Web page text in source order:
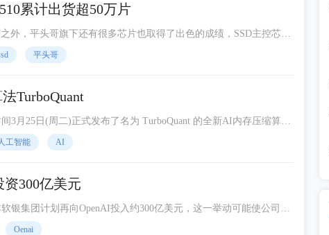
累计出货超50万片
外，平头哥旗下还有很多芯片也取得了出色的成绩，SSD主控芯片
平头哥
TurboQuant
3月25日(周二)正式发布了名为 TurboQuant 的全新AI内存压缩算
工智能 AI
300亿美元
银集团计划再向OpenAI投入约300亿美元，这一举动可能使公司突
对其AI投资规模的进一步担忧。
Oenai